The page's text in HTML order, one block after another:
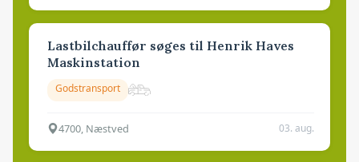
Lastbilchauffør søges til Henrik Haves
Maskinstation
Godstransport
4700, Næstved 03. aug.